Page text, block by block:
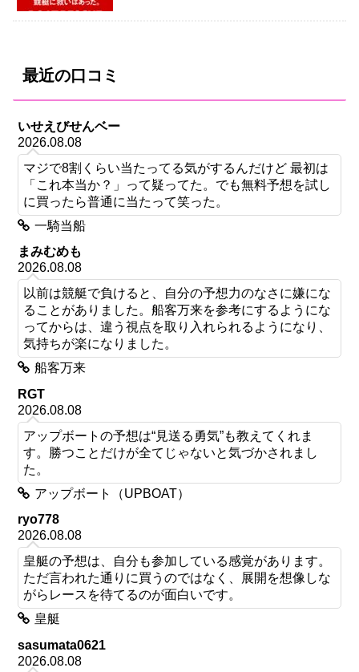
最近の口コミ
いせえびせんベー
2026.08.08
マジで8割くらい当たってる気がするんだけど 最初は
「これ本当か？」って疑ってた。でも無料予想を試し
に買ったら普通に当たって笑った。
一騎当船
まみむめも
2026.08.08
以前は競艇で負けると、自分の予想力のなさに嫌にな
ることがありました。船客万来を参考にするようにな
ってからは、違う視点を取り入れられるようになり、
気持ちが楽になりました。
船客万来
RGT
2026.08.08
アップボートの予想は“見送る勇気”も教えてくれま
す。勝つことだけが全てじゃないと気づかされまし
た。
アップボート（UPBOAT）
ryo778
2026.08.08
皇艇の予想は、自分も参加している感覚があります。
ただ言われた通りに買うのではなく、展開を想像しな
がらレースを待てるのが面白いです。
皇艇
sasumata0621
2026.08.08